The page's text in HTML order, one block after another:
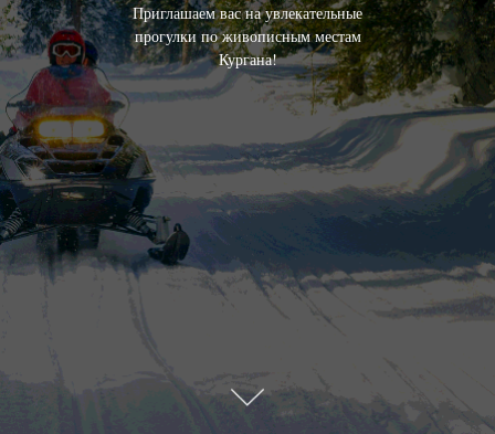
Приглашаем вас на увлекательные
прогулки по живописным местам
Кургана!